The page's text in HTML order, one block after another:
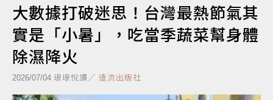
大數據打破迷思！台灣最熱節氣其
實是「小暑」，吃當季蔬菜幫身體
除濕降火
2026/07/04 琅琅悅讀／ 遠流出版社